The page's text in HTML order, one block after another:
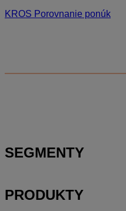
KROS Porovnanie ponúk
Editácia položky v paneli
SEGMENTY
PRODUKTY